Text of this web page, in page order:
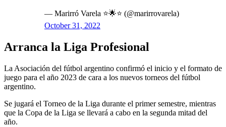
— Marirró Varela ⭐️🌟⭐️ (@marirrovarela)
October 31, 2022
Arranca la Liga Profesional
La Asociación del fútbol argentino confirmó el inicio y el formato de
juego para el año 2023 de cara a los nuevos torneos del fútbol
argentino.
Se jugará el Torneo de la Liga durante el primer semestre, mientras
que la Copa de la Liga se llevará a cabo en la segunda mitad del
año.